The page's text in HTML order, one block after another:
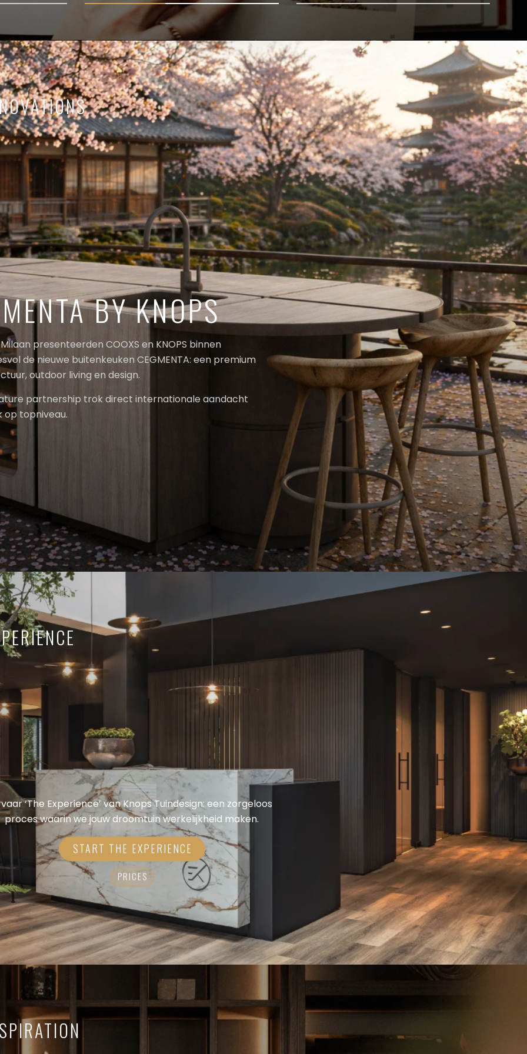
BY KNOPS
presenteerden COOXS en KNOPS binnen
de nieuwe buitenkeuken CEGMENTA: een premium
outdoor living en design.
partnership trok direct internationale aandacht
topniveau.
‘The Experience’ van Knops Tuindesign: een zorgeloos
proces waarin we jouw droomtuin werkelijkheid maken.
START THE EXPERIENCE
PRICES
GET
INSPIRED
Via Instagram delen we onze designs en realisaties die jou
inspireren om van je eigen tuin iets bijzonders te maken.
We posten regelmatig reels en updates, zodat je altijd een
kijkje krijgt in de wereld van Knops Tuindesign. Ontdek